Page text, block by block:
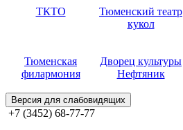
ТКТО
Тюменский театр
кукол
Тюменская
филармония
Дворец культуры
Нефтяник
Версия для слабовидящих
+7 (3452) 68-77-77